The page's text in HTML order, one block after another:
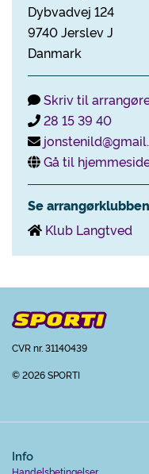
Dybvadvej 124
9740 Jerslev J
Danmark
Skriv til
28 15 39 40
Gå til
Se
Klub Langtved
CVR nr. 31140439
© 2026 SPORTI
Info
Handelsbetingelser